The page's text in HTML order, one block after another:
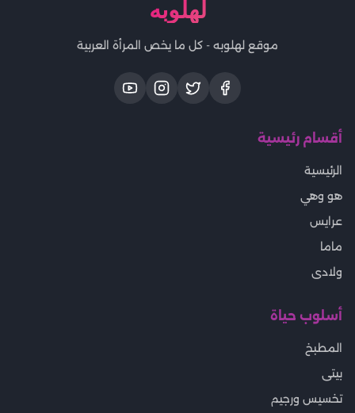
لهلوبه
موقع لهلوبه - كل ما يخص المرأة العربية
أقسام رئيسية
الرئيسية
هو وهي
عرايس
ماما
ولادى
أسلوب حياة
المطبخ
بيتى
تخسيس ورجيم